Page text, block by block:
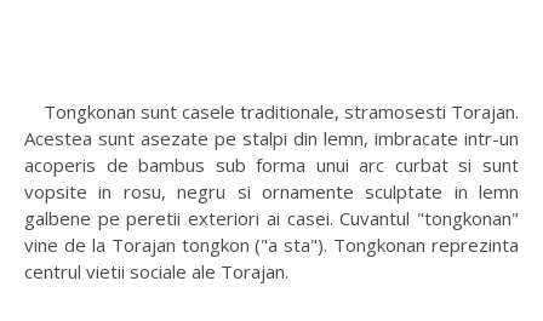
Tongkonan sunt casele traditionale, stramosesti Torajan.
Acestea sunt asezate pe stalpi din lemn, imbracate intr-un
acoperis de bambus sub forma unui arc curbat si sunt
vopsite in rosu, negru si ornamente sculptate in lemn
galbene pe peretii exteriori ai casei. Cuvantul "tongkonan"
vine de la Torajan tongkon ("a sta"). Tongkonan reprezinta
centrul vietii sociale ale Torajan.